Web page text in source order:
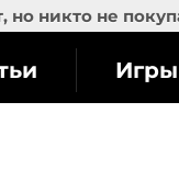
но никто не
Игры